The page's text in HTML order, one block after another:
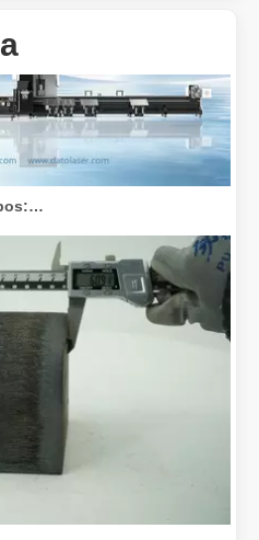
Revolucione el corte de tubos: cómo las máquinas cortadoras de tubos por láser transforman la fabricación